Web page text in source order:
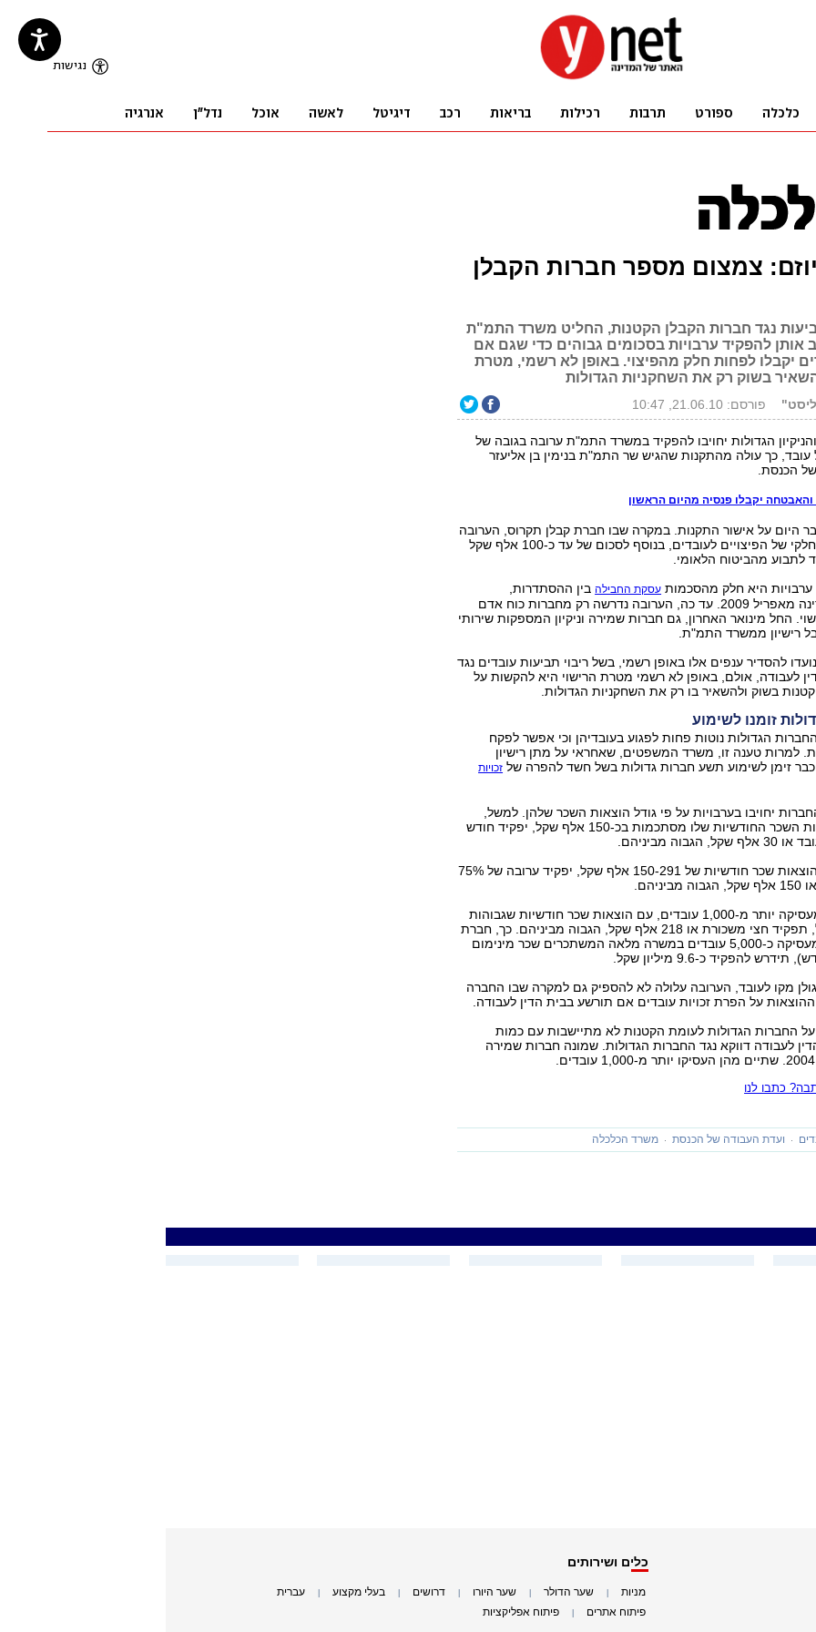
צמצום מספר חברות הקבלן
נגד חברות הקבלן הקטנות, החליט משרד התמ"ת
אותן להפקיד ערבויות בסכומים גבוהים כדי שגם אם
יקבלו לפחות חלק מהפיצוי. באופן לא רשמי, מטרת
בשוק רק את השחקניות הגדולות
פורסם: 21.06.10, 10:47
הגדולות יחויבו להפקיד במשרד התמ"ת ערובה בגובה של
כך עולה מהתקנות שהגיש שר התמ"ת בנימין בן אליעזר
הכנסת.
יקבלו פנסיה מהיום הראשון
היום על אישור התקנות. במקרה שבו חברת קבלן תקרוס, הערובה
תשמש לתשלום חלקי של הפיצויים לעובדים, בנוסף לסכום של עד כ-100 אלף שקל
לתבוע מהביטוח הלאומי.
היא חלק מהסכמות עסקת החבילהבין ההסתדרות,
המעסיקים והמדינה מאפריל 2009. עד כה, הערובה נדרשה רק מחברות כוח אדם
החל מינואר האחרון, גם חברות שמירה וניקיון המספקות שירותי
רישיון ממשרד התמ"ת.
להסדיר ענפים אלו באופן רשמי, בשל ריבוי תביעות עובדים נגד
לעבודה, אולם, באופן לא רשמי מטרת הרישוי היא להקשות על
בשוק ולהשאיר בו רק את השחקניות הגדולות.
זומנו לשימוע
הגדולות נוטות פחות לפגוע בעובדיהן וכי אפשר לפקח
למרות טענה זו, משרד המשפטים, שאחראי על מתן רישיון
זימן לשימוע תשע חברות גדולות בשל חשד להפרה של זכויות
יחויבו בערבויות על פי גודל הוצאות השכר שלהן. למשל,
קבלן קטן שהוצאות השכר החודשיות שלו מסתכמות בכ-150 אלף שקל, יפקיד חודש
מביניהם.
קבלן בינוני, שלו הוצאות שכר חודשיות של 150-291 אלף שקל, יפקיד ערובה של 75%
חברה גדולה, שמעסיקה יותר מ-1,000 עובדים, עם הוצאות שכר חודשיות שגבוהות
מ-291 אלף שקל, תפקיד חצי משכורת או 218 אלף שקל, הגבוה מביניהם. כך, חברת
שמירה גדולה המעסיקה כ-5,000 עובדים במשרה מלאה המשתכרים שכר מינימום
מקו לעובד, הערובה עלולה לא להספיק גם למקרה שבו החברה
על הפרת זכויות עובדים אם תורשע בבית הדין לעבודה.
על החברות הגדולות לעומת הקטנות לא מתיישבות עם כמות
לעבודה דווקא נגד החברות הגדולות. שמונה חברות שמירה
כתבו לנו
ועדת העבודה של הכנסת משרד הכלכלה
כלים ושירותים
מניות שער הדולר שער היורו דרושים בעלי מקצוע עברית
פיתוח אתרים פיתוח אפליקציות